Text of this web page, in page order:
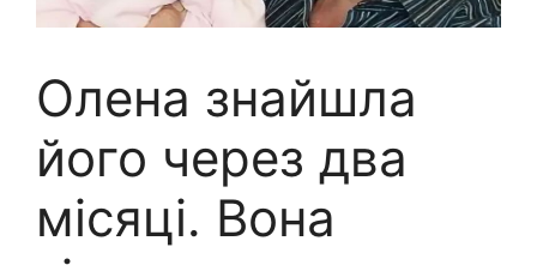
Олена знайшла
його через два
місяці. Вона